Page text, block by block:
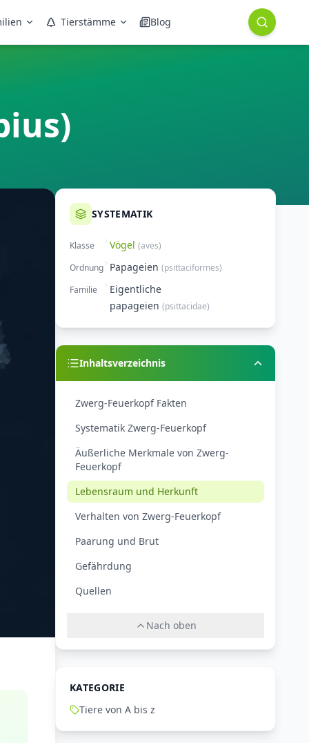
Tierstämme Blog
SYSTEMATIK
Klasse Vögel (aves)
Ordnung Papageien (psittaciformes)
Familie
Eigentliche
papageien (psittacidae)
Inhaltsverzeichnis
Zwerg-Feuerkopf Fakten
Systematik Zwerg-Feuerkopf
Äußerliche Merkmale von Zwerg-
Feuerkopf
Lebensraum und Herkunft
Verhalten von Zwerg-Feuerkopf
Paarung und Brut
Gefährdung
Quellen
Nach oben
KATEGORIE
Tiere von A bis z